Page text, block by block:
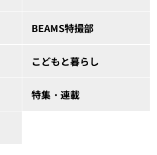
BEAMS特撮部
こどもと暮らし
特集・連載